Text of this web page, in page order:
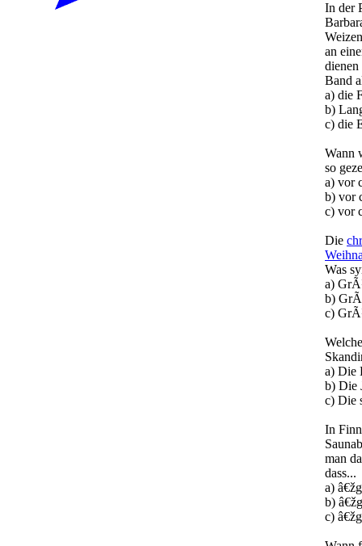
In der
an
Band
a) die
b)
c) die
Wann
so
a) vor
b) vor
c) vor
Die
Was
a)
b)
c)
a) Die
b) Die
c) Die
In
man
dass...
a)
b)
c)